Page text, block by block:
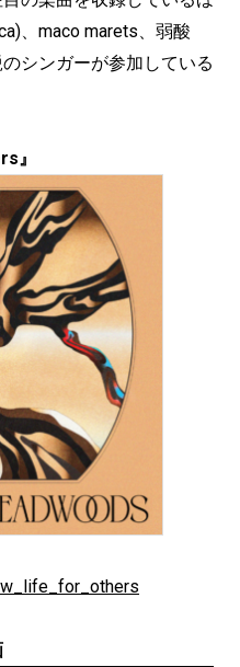
、maco marets、弱酸
シンガーが参加している
』